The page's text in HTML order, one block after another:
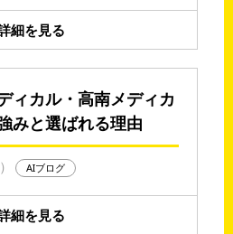
細を見る
ィカル・高南メディカ
みと選ばれる理由
AIブログ
細を見る